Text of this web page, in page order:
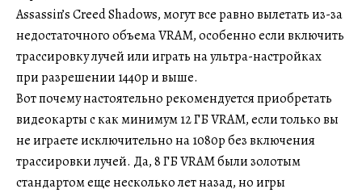
Assassin’s Creed Shadows, могут все равно вылетать из-за
недостаточного объема VRAM, особенно если включить
трассировку лучей или играть на ультра-настройках
при разрешении 1440p и выше.
Вот почему настоятельно рекомендуется приобретать
видеокарты с как минимум 12 ГБ VRAM, если только вы
не играете исключительно на 1080p без включения
трассировки лучей. Да, 8 ГБ VRAM были золотым
стандартом еще несколько лет назад, но игры